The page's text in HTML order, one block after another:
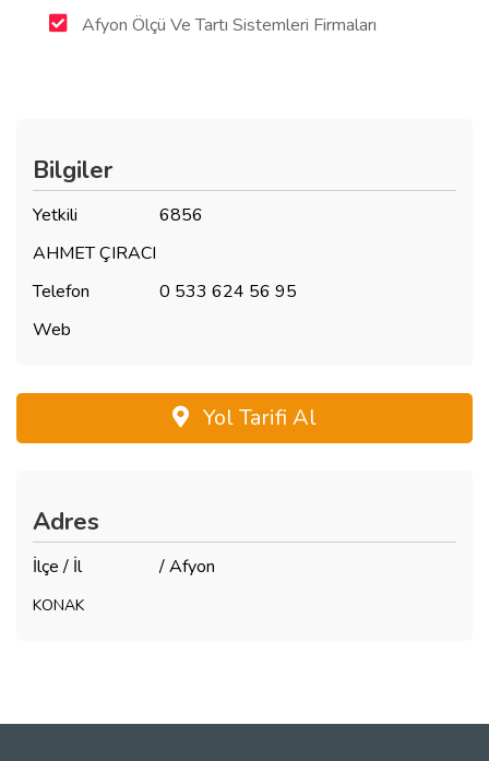
Afyon Ölçü Ve Tartı Sistemleri Firmaları
Bilgiler
6856
Yetkili
AHMET ÇIRACI
Telefon
0 533 624 56 95
Web
Yol Tarifi Al
Adres
İlçe / İl / Afyon
KONAK